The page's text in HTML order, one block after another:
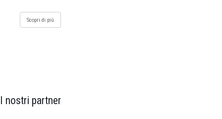
Scopri di più
I nostri partner